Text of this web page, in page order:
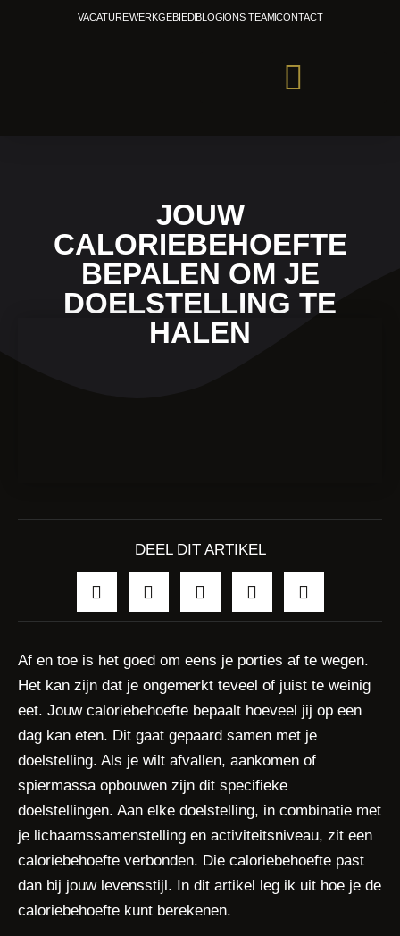
VACATUREWERKGEBIEDBLOGONS TEAMCONTACT
JOUW
CALORIEBEHOEFTE
BEPALEN OM JE
DOELSTELLING TE
HALEN
DEEL DIT ARTIKEL
Af en toe is het goed om eens je porties af te wegen.
Het kan zijn dat je ongemerkt teveel of juist te weinig
eet. Jouw caloriebehoefte bepaalt hoeveel jij op een
dag kan eten. Dit gaat gepaard samen met je
doelstelling. Als je wilt afvallen, aankomen of
spiermassa opbouwen zijn dit specifieke
doelstellingen. Aan elke doelstelling, in combinatie met
je lichaamssamenstelling en activiteitsniveau, zit een
caloriebehoefte verbonden. Die caloriebehoefte past
dan bij jouw levensstijl. In dit artikel leg ik uit hoe je de
caloriebehoefte kunt berekenen.